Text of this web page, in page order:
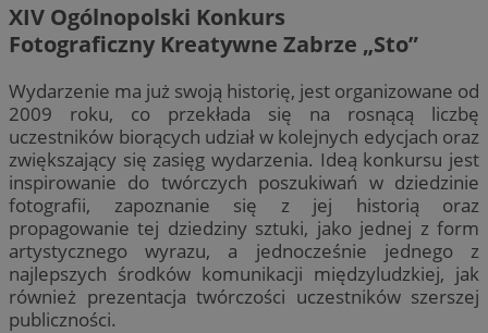
XIV Ogólnopolski Konkurs
Fotograficzny Kreatywne Zabrze „Sto”
Wydarzenie ma już swoją historię, jest organizowane od
2009 roku, co przekłada się na rosnącą liczbę
uczestników biorących udział w kolejnych edycjach oraz
zwiększający się zasięg wydarzenia. Ideą konkursu jest
inspirowanie do twórczych poszukiwań w dziedzinie
fotografii, zapoznanie się z jej historią oraz
propagowanie tej dziedziny sztuki, jako jednej z form
artystycznego wyrazu, a jednocześnie jednego z
najlepszych środków komunikacji międzyludzkiej, jak
również prezentacja twórczości uczestników szerszej
publiczności.